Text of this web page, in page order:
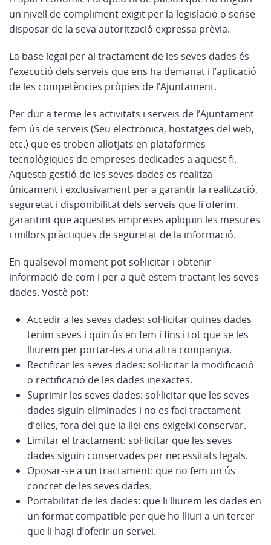
un nivell de compliment exigit per la legislació o sense
disposar de la seva autorització expressa prèvia.
La base legal per al tractament de les seves dades és
l’execució dels serveis que ens ha demanat i l’aplicació
de les competències pròpies de l’Ajuntament.
Per dur a terme les activitats i serveis de l’Ajuntament
fem ús de serveis (Seu electrònica, hostatges del web,
etc.) que es troben allotjats en plataformes
tecnològiques de empreses dedicades a aquest fi.
Aquesta gestió de les seves dades es realitza
únicament i exclusivament per a garantir la realització,
seguretat i disponibilitat dels serveis que li oferim,
garantint que aquestes empreses apliquin les mesures
i millors pràctiques de seguretat de la informació.
En qualsevol moment pot sol·licitar i obtenir
informació de com i per a què estem tractant les seves
dades. Vostè pot:
Accedir a les seves dades: sol·licitar quines dades
tenim seves i quin ús en fem i fins i tot que se les
lliurem per portar-les a una altra companyia.
Rectificar les seves dades: sol·licitar la modificació
o rectificació de les dades inexactes.
Suprimir les seves dades: sol·licitar que les seves
dades siguin eliminades i no es faci tractament
d’elles, fora del que la llei ens exigeixi conservar.
Limitar el tractament: sol·licitar que les seves
dades siguin conservades per necessitats legals.
Oposar-se a un tractament: que no fem un ús
concret de les seves dades.
Portabilitat de les dades: que li lliurem les dades en
un format compatible per que ho lliuri a un tercer
que li hagi d’oferir un servei.